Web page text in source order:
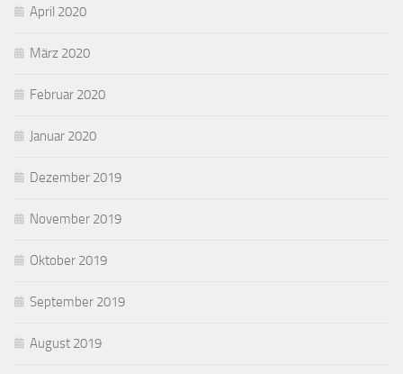
April 2020
März 2020
Februar 2020
Januar 2020
Dezember 2019
November 2019
Oktober 2019
September 2019
August 2019